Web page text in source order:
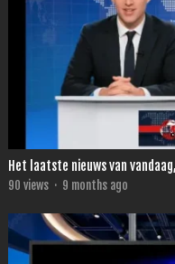
Het laatste nieuws van
90 views · 9 months ago